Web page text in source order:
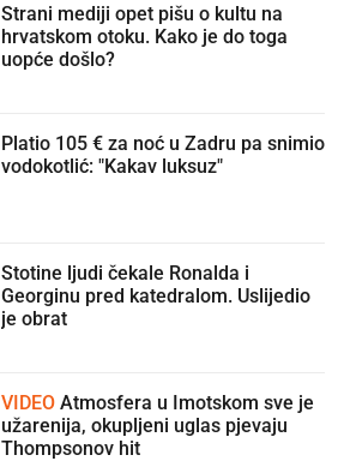
Strani mediji opet pišu o kultu na
hrvatskom otoku. Kako je do toga
uopće došlo?
Platio 105 € za noć u Zadru pa snimio
vodokotlić: "Kakav luksuz"
Stotine ljudi čekale Ronalda i
Georginu pred katedralom. Uslijedio
je obrat
VIDEO
užarenija, okupljeni uglas pjevaju
Thompsonov hit